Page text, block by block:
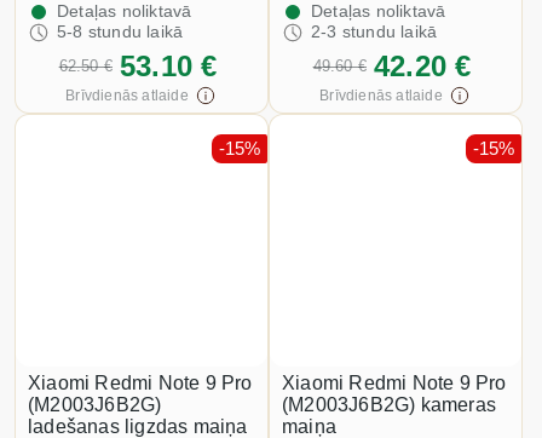
Detaļas noliktavā
5-8 stundu laikā
62.50 € 53.10 €
Brīvdienās atlaide
Detaļas noliktavā
2-3 stundu laikā
49.60 € 42.20 €
Brīvdienās atlaide
Xiaomi Redmi Note 9 Pro
(M2003J6B2G)
ladešanas ligzdas maiņa
-15%
Xiaomi Redmi Note 9 Pro
(M2003J6B2G) kameras
maiņa
-15%